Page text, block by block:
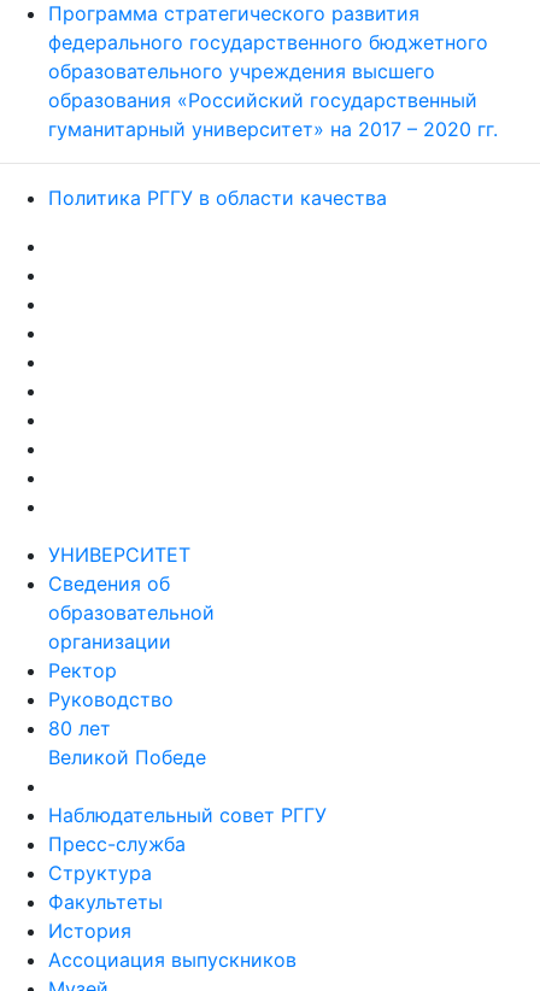
Программа стратегического развития
федерального государственного бюджетного
образовательного учреждения высшего
образования «Российский государственный
гуманитарный университет» на 2017 – 2020 гг.
Политика РГГУ в области качества
УНИВЕРСИТЕТ
Сведения об
образовательной
организации
Ректор
Руководство
80 лет
Великой Победе
Наблюдательный совет РГГУ
Пресс-служба
Структура
Факультеты
История
Ассоциация выпускников